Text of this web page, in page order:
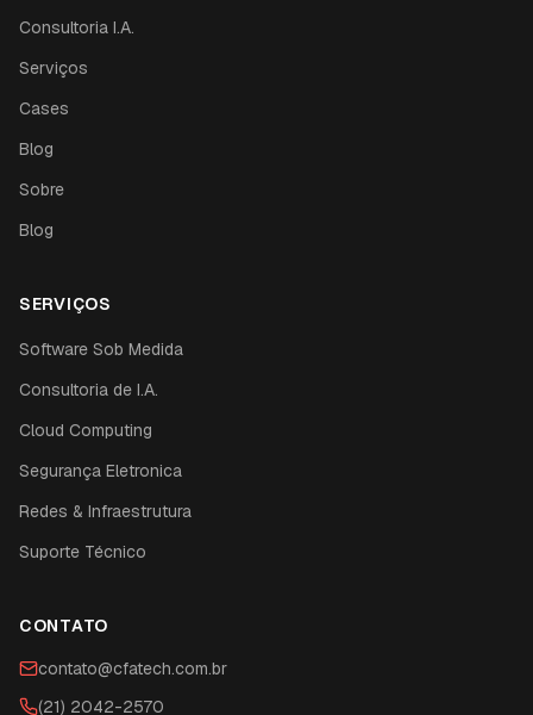
Consultoria I.A.
Serviços
Cases
Blog
Sobre
Blog
SERVIÇOS
Software Sob Medida
Consultoria de I.A.
Cloud Computing
Segurança Eletronica
Redes & Infraestrutura
Suporte Técnico
CONTATO
contato@cfatech.com.br
(21) 2042-2570